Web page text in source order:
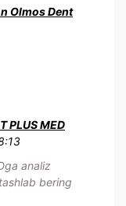
Olmos Dent
PLUS MED
analiz
bering